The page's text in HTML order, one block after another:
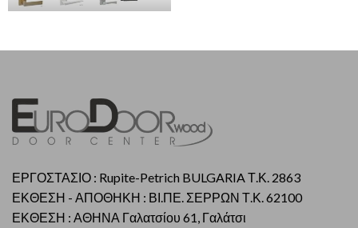
ΕΡΓΟΣΤΑΣΙΟ : Rupite-Petrich BULGARIA Τ.Κ. 2863
ΕΚΘΕΣΗ - ΑΠΟΘΗΚΗ : ΒΙ.ΠΕ. ΣΕΡΡΩΝ Τ.Κ. 62100
ΕΚΘΕΣΗ : ΑΘΗΝΑ Γαλατσίου 61, Γαλάτσι